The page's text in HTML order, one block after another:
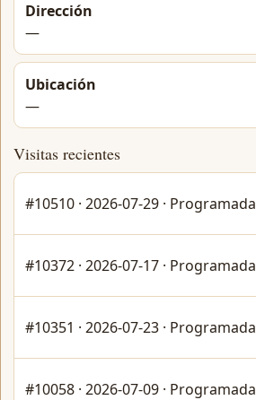
Dirección
—
Ubicación
—
Visitas recientes
#10510 · 2026-07-29 · Programada
#10372 · 2026-07-17 · Programada
#10351 · 2026-07-23 · Programada
#10058 · 2026-07-09 · Programada